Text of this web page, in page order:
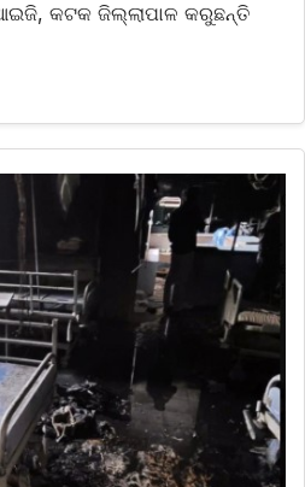
କଟକ ଜିଲ୍ଲାପାଳ କରୁଛନ୍ତି